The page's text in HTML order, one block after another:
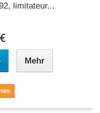
limitateur...
Mehr